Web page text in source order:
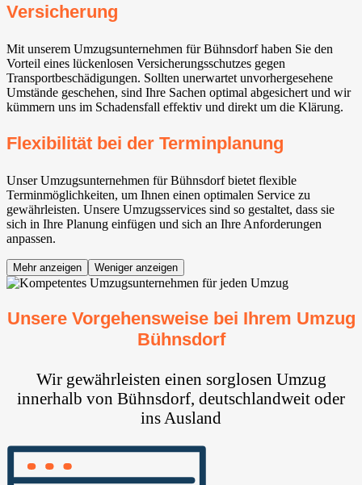
Versicherung
Mit unserem Umzugsunternehmen für Bühnsdorf haben Sie den
Vorteil eines lückenlosen Versicherungsschutzes gegen
Transportbeschädigungen. Sollten unerwartet unvorhergesehene
Umstände geschehen, sind Ihre Sachen optimal abgesichert und wir
kümmern uns im Schadensfall effektiv und direkt um die Klärung.
Flexibilität bei der Terminplanung
Unser Umzugsunternehmen für Bühnsdorf bietet flexible
Terminmöglichkeiten, um Ihnen einen optimalen Service zu
gewährleisten. Unsere Umzugsservices sind so gestaltet, dass sie
sich in Ihre Planung einfügen und sich an Ihre Anforderungen
anpassen.
Mehr anzeigen Weniger anzeigen
Unsere Vorgehensweise bei Ihrem Umzug
Bühnsdorf
Wir gewährleisten einen sorglosen Umzug
innerhalb von Bühnsdorf, deutschlandweit oder
ins Ausland